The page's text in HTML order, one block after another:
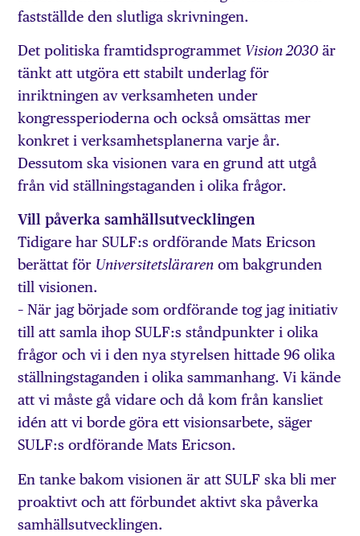
fastställde den slutliga skrivningen.
Det politiska framtidsprogrammet Vision 2030 är
tänkt att utgöra ett stabilt underlag för
inriktningen av verksamheten under
kongressperioderna och också omsättas mer
konkret i verksamhetsplanerna varje år.
Dessutom ska visionen vara en grund att utgå
från vid ställningstaganden i olika frågor.
Vill påverka samhällsutvecklingen
Tidigare har SULF:s ordförande Mats Ericson
berättat för Universitetsläraren om bakgrunden
till visionen.
– När jag började som ordförande tog jag initiativ
till att samla ihop SULF:s ståndpunkter i olika
frågor och vi i den nya styrelsen hittade 96 olika
ställningstaganden i olika sammanhang. Vi kände
att vi måste gå vidare och då kom från kansliet
idén att vi borde göra ett visionsarbete, säger
SULF:s ordförande Mats Ericson.
En tanke bakom visionen är att SULF ska bli mer
proaktivt och att förbundet aktivt ska påverka
samhällsutvecklingen.